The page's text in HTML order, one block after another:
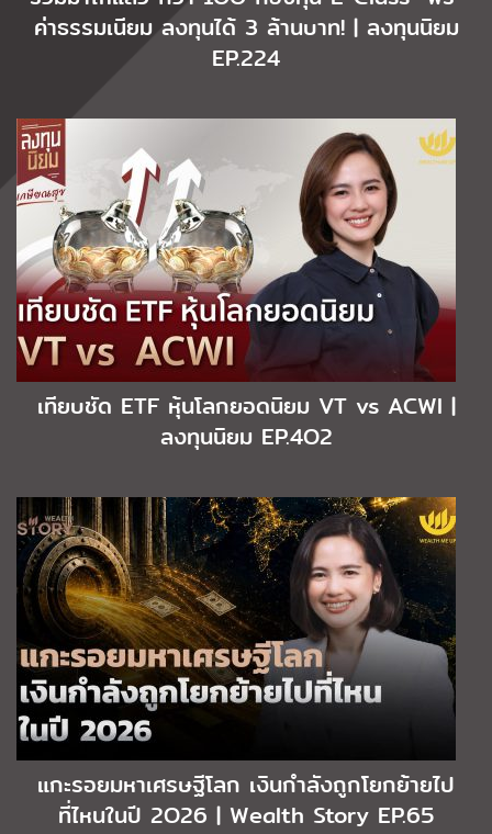
ค่าธรรมเนียม ลงทุนได้ 3 ล้านบาท! | ลงทุนนิยม
EP.224
เทียบชัด ETF หุ้นโลกยอดนิยม VT vs ACWI |
ลงทุนนิยม EP.4O2
แกะรอยมหาเศรษฐีโลก เงินกำลังถูกโยกย้ายไป
ที่ไหนในปี 2O26 | Wealth Story EP.65